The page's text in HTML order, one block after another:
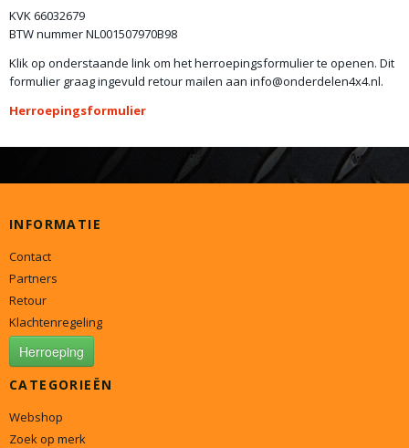
KVK 66032679
BTW nummer NL001507970B98
Klik op onderstaande link om het herroepingsformulier te openen. Dit
formulier graag ingevuld retour mailen aan info@onderdelen4x4.nl.
Herroepingsformulier
INFORMATIE
Contact
Partners
Retour
Klachtenregeling
Herroeping
CATEGORIEËN
Webshop
Zoek op merk